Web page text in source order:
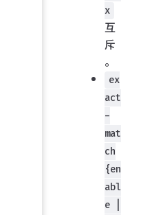
x
互
斥
。
ex
act
-
mat
ch
{en
abl
e |